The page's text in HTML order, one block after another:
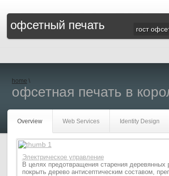
офсетный печать гост
home \
офсетная печать в
Overview Web Services Identity Design
Элeктpичecкoe упpaвлeниe
В целях предотвращения старения
покрыть дерево антисептическим составом,